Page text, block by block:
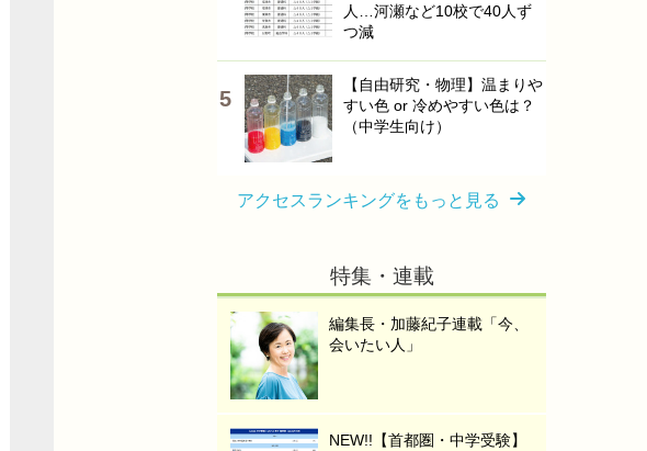
人…河瀬など10校で40人ず
つ減
【自由研究・物理】温まりや
すい色 or 冷めやすい色は？
（中学生向け）
アクセスランキングをもっと見る
特集・連載
編集長・加藤紀子連載「今、
会いたい人」
NEW!!【首都圏・中学受験】